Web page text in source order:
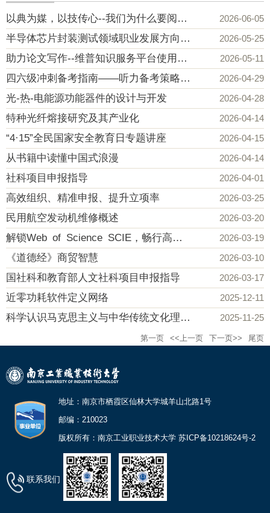
以典为媒，以技传心--我们为什么要阅读？ 2026-06-05
半导体芯片封装测试领域职业发展方向 & AI算力芯片最新方向行业信息分享 2026-05-25
助力论文写作--维普知识服务平台使用培训 2026-05-11
四六级冲刺备考指南——听力备考策略与答题技巧 2026-04-29
光-热-电能源功能器件的设计与开发 2026-04-28
特种光纤熔接研究及其产业化 2026-04-14
“4·15”全民国家安全教育日专题讲座 2026-04-15
从书籍中读懂中国式浪漫 2026-04-14
社科项目申报指导 2026-04-01
高效组织、精准申报、提升立项率 2026-03-25
民用航空发动机维修概述 2026-03-20
解锁Web of Science SCIE，畅行高效科研之路 2026-03-19
《道德经》商贸智慧 2026-03-10
国社科和教育部人文社科项目申报指导 2026-03-17
近零功耗软件定义网络 2025-12-11
科学认识马克思主义与中华传统文化理论关系的三次历史性跃迁 2025-11-25
第一页 <<上一页 下一页>> 尾页
地址：南京市栖霞区仙林大学城羊山北路1号
邮编：210023
版权所有：南京工业职业技术大学 苏ICP备10218624号-2
联系我们